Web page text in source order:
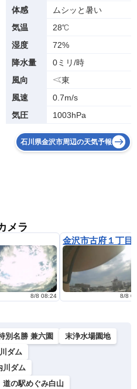
体感
ムシッと暑い
気温
28℃
湿度
72%
降水量
0ミリ/時
風向
東
風速
0.7m/s
気圧
1003hPa
石川県金沢市周辺の天気予報
メラ
8/8 08:24
金沢市古府１丁目
8/8
別名勝 兼六園
末浄水場園地
ダム
川ダム
道の駅めぐみ白山